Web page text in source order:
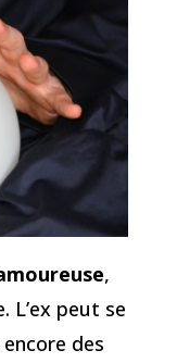
,
L’ex peut se
des